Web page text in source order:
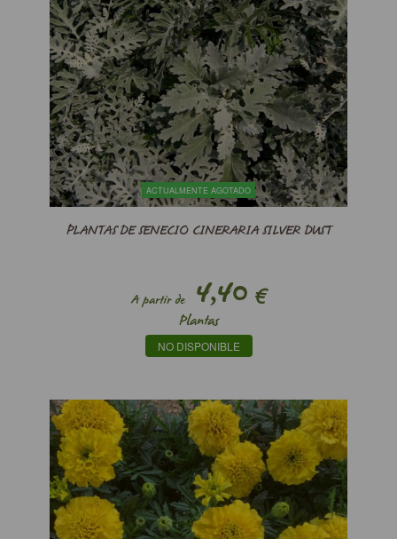
ACTUALMENTE AGOTADO
PLANTAS DE SENECIO CINERARIA SILVER DUST
A partir de4,40 €
Plantas
NO DISPONIBLE